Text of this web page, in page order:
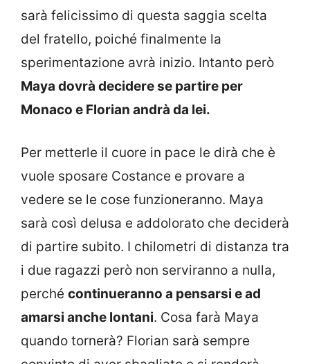
sarà felicissimo di questa saggia scelta
del fratello, poiché finalmente la
sperimentazione avrà inizio. Intanto però
Maya dovrà decidere se partire per
Monaco e Florian andrà da lei.
Per metterle il cuore in pace le dirà che è
vuole sposare Costance e provare a
vedere se le cose funzioneranno. Maya
sarà così delusa e addolorato che deciderà
di partire subito. I chilometri di distanza tra
i due ragazzi però non serviranno a nulla,
perché continueranno a pensarsi e ad
amarsi anche lontani. Cosa farà Maya
quando tornerà? Florian sarà sempre